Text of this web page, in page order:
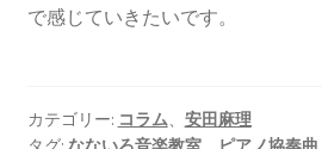
で感じていきたいです。
カテゴリー: コラム、 安田麻理